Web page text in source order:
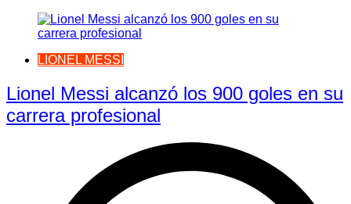
LIONEL MESSI
Lionel Messi alcanzó los 900 goles en su
carrera profesional